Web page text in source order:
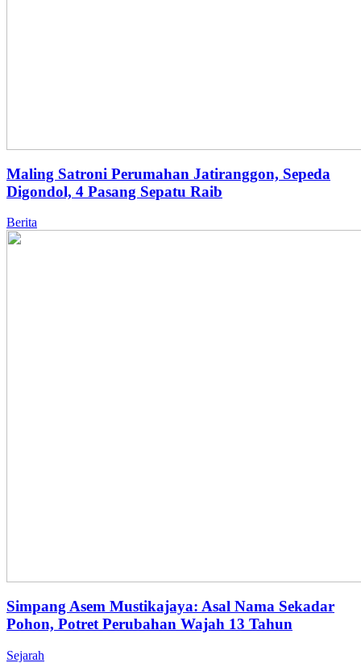
Maling Satroni Perumahan Jatiranggon, Sepeda
Digondol, 4 Pasang Sepatu Raib
Berita
Simpang Asem Mustikajaya: Asal Nama Sekadar
Pohon, Potret Perubahan Wajah 13 Tahun
Sejarah